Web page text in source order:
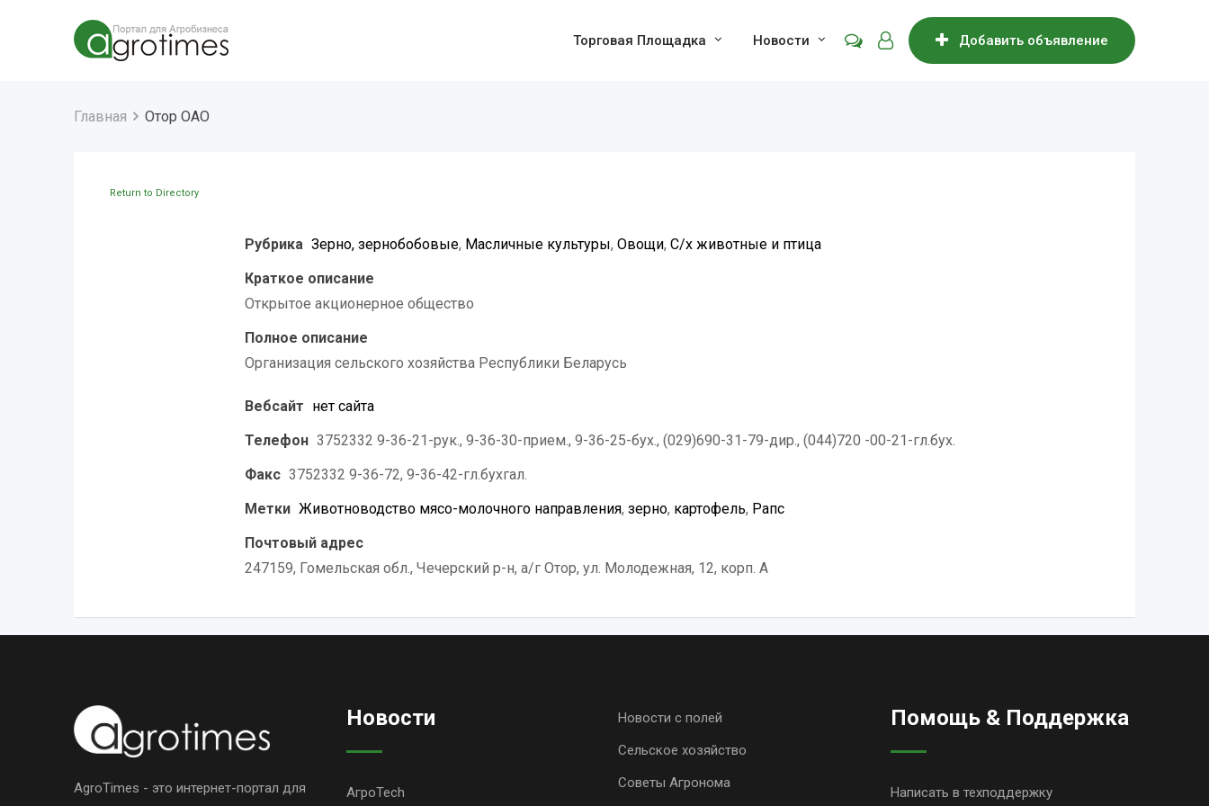
Добавить объявление
Торговая Площадка Новости
Главная Отор ОАО
Return to Directory
Рубрика Зерно, зернобобовые, Масличные культуры, Овощи, С/х животные и птица
Краткое описание
Открытое акционерное общество
Полное описание
Организация сельского хозяйства Республики Беларусь
Вебсайт нет сайта
Телефон 3752332 9-36-21-рук., 9-36-30-прием., 9-36-25-бух., (029)690-31-79-дир., (044)720 -00-21-гл.бух.
Факс 3752332 9-36-72, 9-36-42-гл.бухгал.
Метки Животноводство мясо-молочного направления, зерно, картофель, Рапс
Почтовый адрес
247159, Гомельская обл., Чечерский р-н, а/г Отор, ул. Молодежная, 12, корп. А
AgroTimes - это интернет-портал для
Новости
АгроTech
Новости с полей
Сельское хозяйство
Советы Агронома
Помощь & Поддержка
Написать в техподдержку